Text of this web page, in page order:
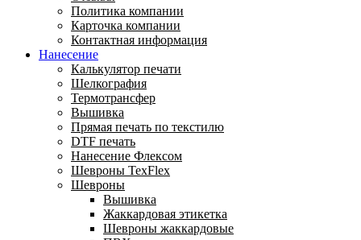
Политика компании
Карточка компании
Контактная информация
Нанесение
Калькулятор печати
Шелкография
Термотрансфер
Вышивка
Прямая печать по текстилю
DTF печать
Нанесение Флексом
Шевроны TexFlex
Шевроны
Вышивка
Жаккардовая этикетка
Шевроны жаккардовые